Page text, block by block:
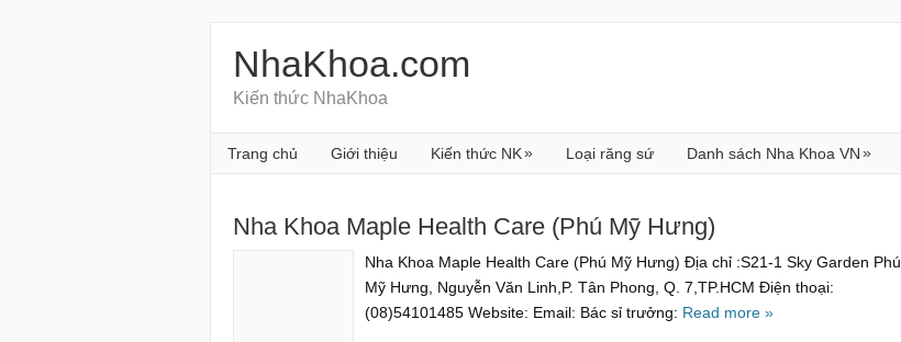
NhaKhoa.com
Kiến thức NhaKhoa
Trang chủ Giới thiệu Kiến thức NK» Loại răng sứ Danh sách Nha Khoa VN»
Nha Khoa Maple Health Care (Phú Mỹ Hưng)
Nha Khoa Maple Health Care (Phú Mỹ Hưng) Địa chỉ :S21-1 Sky Garden Phú
Mỹ Hưng, Nguyễn Văn Linh,P. Tân Phong, Q. 7,TP.HCM Điện thoại:
(08)54101485 Website: Email: Bác sỉ trưởng: Read more »